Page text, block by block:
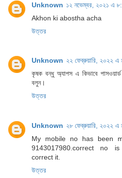
Unknown ১২ নভেম্বর, ২০২১ এ
Akhon ki abostha acha
উত্তর
Unknown ২২ ফেব্রুয়ারি, ২০২২
কৃষক বন্ধু অ্যাপস এ কিভাবে
বলুন।
উত্তর
Unknown ২৮ ফেব্রুয়ারি, ২০২২
My mobile no has been
9143017980.correct no
correct it.
উত্তর